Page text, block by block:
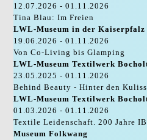
12.07.2026 - 01.11.2026
Tina Blau: Im Freien
LWL-Museum in der Kaiserpfalz
19.06.2026 - 01.11.2026
Von Co-Living bis Glamping
LWL-Museum Textilwerk
23.05.2025 - 01.11.2026
Behind Beauty - Hinter den
LWL-Museum Textilwerk
01.03.2026 - 01.11.2026
Textile Leidenschaft. 200 Jahre
Museum Folkwang